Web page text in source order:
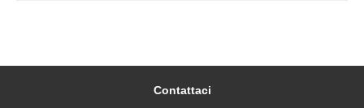
Contattaci